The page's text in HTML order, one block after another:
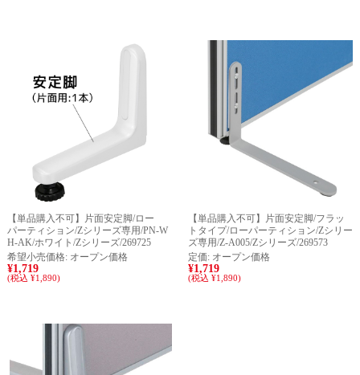
【単品購入不可】片面安定脚/ロー
パーティション/Zシリーズ専用/PN-W
H-AK/ホワイト/Zシリーズ/269725
希望小売価格: オープン価格
¥1,719
(税込 ¥1,890)
【単品購入不可】片面安定脚/フラッ
トタイプ/ローパーティション/Zシリー
ズ専用/Z-A005/Zシリーズ/269573
定価: オープン価格
¥1,719
(税込 ¥1,890)